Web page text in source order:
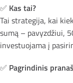
✅ Kas tai?
Tai strategija, kai
sumą – pavyzdžiui,
investuojama į
✅ Pagrindinis